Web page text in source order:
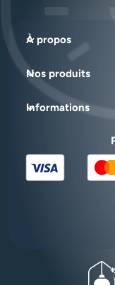
À propos
Nos produits
Informations